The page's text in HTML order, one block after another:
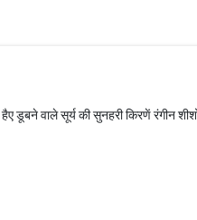
डूबने वाले सूर्य की सुनहरी किरणें रंगीन